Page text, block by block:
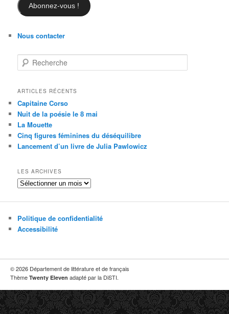
Abonnez-vous !
Nous contacter
e
h
r
c
h
e
ARTICLES RÉCENTS
Capitaine Corso
Nuit de la poésie le 8 mai
La Mouette
Cinq figures féminines du déséquilibre
Lancement d’un livre de Julia Pawlowicz
LES ARCHIVES
Les
Politique de confidentialité
Accessibilité
© 2026 Département de littérature et de français
Thème Twenty Eleven adapté par la DiSTI.